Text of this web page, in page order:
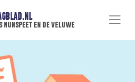
en de veluwe